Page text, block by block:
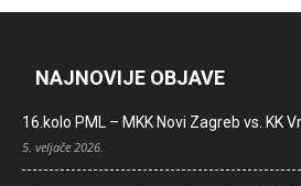
NAJNOVIJE OBJAVE
16.kolo PML – MKK Novi Zagreb vs. KK
5. veljače 2026.